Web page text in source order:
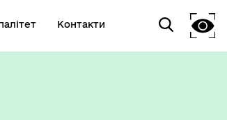
Контакти